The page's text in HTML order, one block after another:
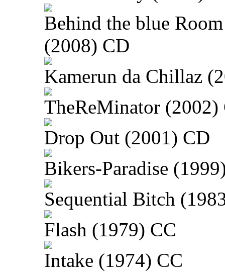
Behind the blue Room
(2008) CD
Kamerun da Chillaz
TheReMinator (2002)
Drop Out (2001) CD
Bikers-Paradise
Sequential Bitch
Flash (1979) CC
Intake (1974) CC